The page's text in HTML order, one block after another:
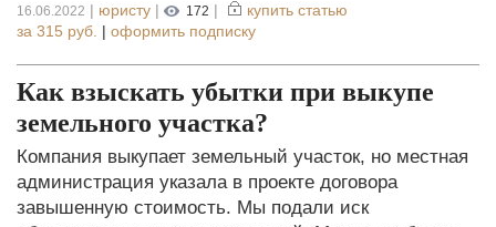
16.06.2022 | юристу | 172 |
купить статью
за 315 руб. | оформить подписку
Как взыскать убытки при выкупе
земельного участка?
Компания выкупает земельный участок, но местная
администрация указала в проекте договора
завышенную стоимость. Мы подали иск